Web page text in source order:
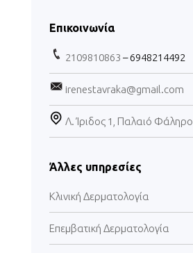
Επικοινωνία
2109810863 – 6948214492
irenestavraka@gmail.com
Λ. Ίριδος 1, Παλαιό Φάληρο
Άλλες υπηρεσίες
Κλινική Δερματολογία
Επεμβατική Δερματολογία